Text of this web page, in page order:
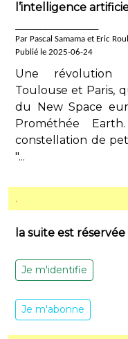
l’intelligence
Par Pascal Samama et Eric
Publié le 2025-06-24
Une révolution
Toulouse et Paris,
du New Space
Prométhée
constellation de
"...
.
la suite est
Je m'identifie
Je m'abonne